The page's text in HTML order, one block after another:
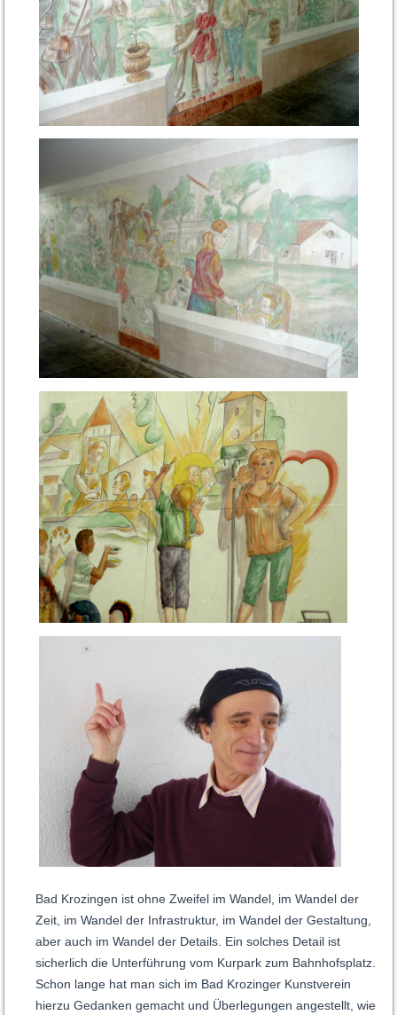
Bad Krozingen ist ohne Zweifel im Wandel, im Wandel der
Zeit, im Wandel der Infrastruktur, im Wandel der Gestaltung,
aber auch im Wandel der Details. Ein solches Detail ist
sicherlich die Unterführung vom Kurpark zum Bahnhofsplatz.
Schon lange hat man sich im Bad Krozinger Kunstverein
hierzu Gedanken gemacht und Überlegungen angestellt, wie